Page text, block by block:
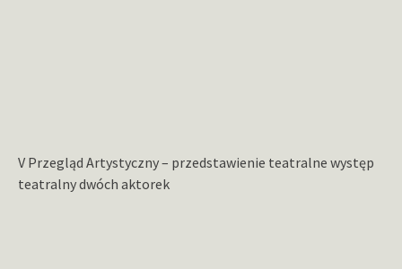
V Przegląd Artystyczny – przedstawienie teatralne występ
teatralny dwóch aktorek